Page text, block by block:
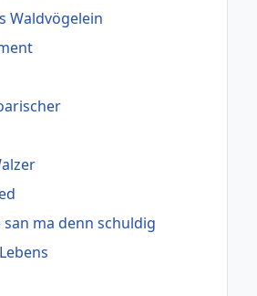
Waldvögelein
ma denn schuldig